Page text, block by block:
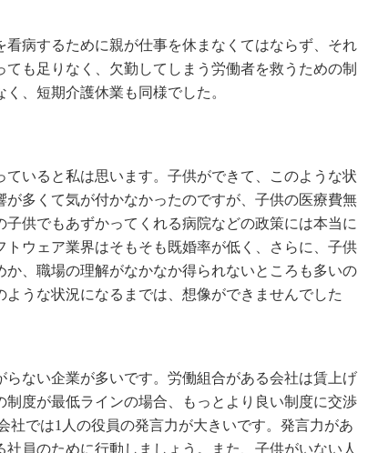
病するために親が仕事を休まなくてはならず、それ
も足りなく、欠勤してしまう労働者を救うための制
、短期介護休業も同様でした。
いると私は思います。子供ができて、このような状
多くて気が付かなかったのですが、子供の医療費無
供でもあずかってくれる病院などの政策には本当に
トウェア業界はそもそも既婚率が低く、さらに、子供
か、職場の理解がなかなか得られないところも多いの
うな状況になるまでは、想像ができませんでした
ない企業が多いです。労働組合がある会社は賃上げ
制度が最低ラインの場合、もっとより良い制度に交渉
社では1人の役員の発言力が大きいです。発言力があ
員のために行動しましょう。また、子供がいない人